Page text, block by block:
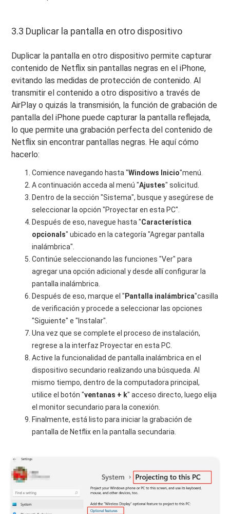
3.3 Duplicar la pantalla en otro dispositivo
Duplicar la pantalla en otro dispositivo permite capturar
contenido de Netflix sin pantallas negras en el iPhone,
evitando las medidas de protección de contenido. Al
transmitir el contenido a otro dispositivo a través de
AirPlay o quizás la transmisión, la función de grabación de
pantalla del iPhone puede capturar la pantalla reflejada,
lo que permite una grabación perfecta del contenido de
Netflix sin encontrar pantallas negras. He aquí cómo
hacerlo:
Comience navegando hasta "Windows Inicio"menú.
A continuación acceda al menú "Ajustes" solicitud.
Dentro de la sección "Sistema", busque y asegúrese de
seleccionar la opción "Proyectar en esta PC".
Después de eso, navegue hasta "Característica
opcional s" ubicado en la categoría "Agregar pantalla
inalámbrica".
Continúe seleccionando las funciones "Ver" para
agregar una opción adicional y desde allí configurar la
pantalla inalámbrica.
Después de eso, marque el " Pantalla inalámbrica"casilla
de verificación y procede a seleccionar las opciones
"Siguiente" e "Instalar".
Una vez que se complete el proceso de instalación,
regrese a la interfaz Proyectar en esta PC.
Active la funcionalidad de pantalla inalámbrica en el
dispositivo secundario realizando una búsqueda. Al
mismo tiempo, dentro de la computadora principal,
utilice el botón "ventanas + k" acceso directo, luego elija
el monitor secundario para la conexión.
Finalmente, está listo para iniciar la grabación de
pantalla de Netflix en la pantalla secundaria.